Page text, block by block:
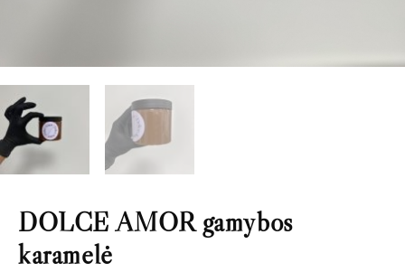
DOLCE AMOR gamybos
karamelė